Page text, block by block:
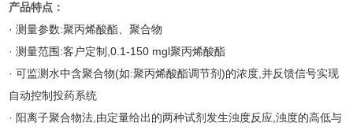
产品特点：
· 测量参数:聚丙烯酸酯、聚合物
·测量范围:客户定制,0.1-150 mgl聚丙烯酸酯
·可监测水中含聚合物(如:聚丙烯酸酯调节剂)的浓度,并反馈信号实现
自动控制投药系统
· 阳离子聚合物法,由定量给出的两种试剂发生浊度反应,浊度的高低与